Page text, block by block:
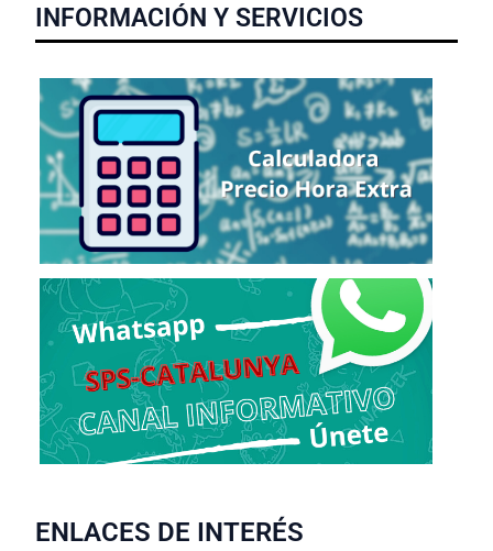
INFORMACIÓN Y SERVICIOS
ENLACES DE INTERÉS